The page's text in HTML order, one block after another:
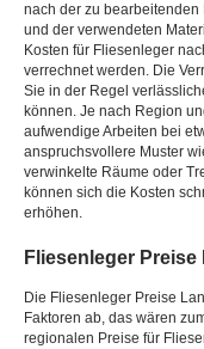
nach der zu bearbeitenden
und der verwendeten
Kosten für Fliesenleger
verrechnet werden. Die
Sie in der Regel
können. Je nach Region
aufwendige Arbeiten bei
anspruchsvollere Muster
verwinkelte Räume oder
können sich die Kosten
erhöhen.
Fliesenleger
Die Fliesenleger Preise
Faktoren ab, das wären
regionalen Preise für